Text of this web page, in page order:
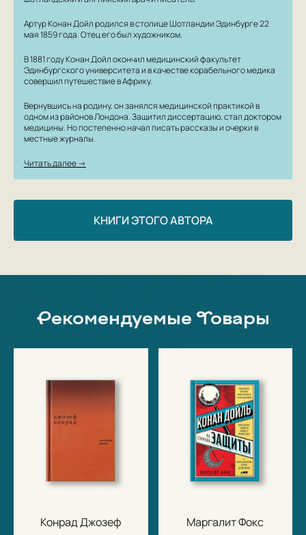
Артур Конан Дойл родился в столице Шотландии Эдинбурге 22
мая 1859 года. Отец его был художником.
В 1881 году Конан Дойл окончил медицинский факультет
Эдинбургского университета и в качестве корабельного медика
совершил путешествие в Африку.
Вернувшись на родину, он занялся медицинской практикой в
одном из районов Лондона. Защитил диссертацию, стал доктором
медицины. Но постепенно начал писать рассказы и очерки в
местные журналы.
Читать далее →
КНИГИ ЭТОГО АВТОРА
Рекомендуемые Товары
Конрад Джозеф
Маргалит Фокс